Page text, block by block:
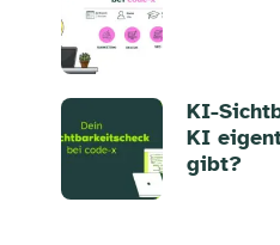
KI-
KI
gibt?